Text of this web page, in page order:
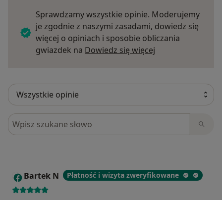
Sprawdzamy wszystkie opinie. Moderujemy
je zgodnie z naszymi zasadami, dowiedz się
więcej o opiniach i sposobie obliczania
gwiazdek na Dowiedz się więcej
Szukaj w opiniach
B Bartek N Płatność i wizyta zweryfikowane